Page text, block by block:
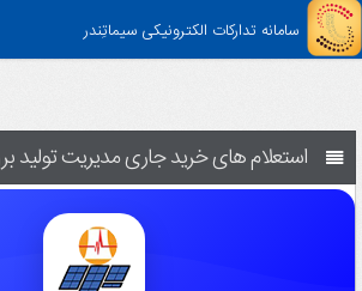
سامانه تدارکات الکترونیکی سیماتِندر
استعلام های خرید جاری مدیریت تولید